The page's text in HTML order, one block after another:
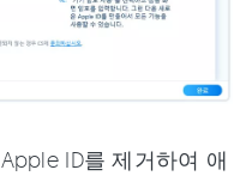
ID를 제거하여 애